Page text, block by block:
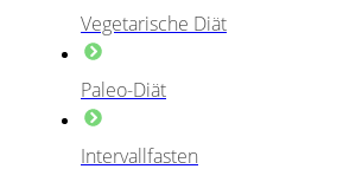
Vegetarische Diät
Paleo-Diät
Intervallfasten